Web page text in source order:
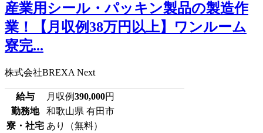
産業用シール・パッキン製品の製造作
業！【月収例38万円以上】ワンルーム
寮完...
株式会社BREXA Next
給与 月収例390,000円
勤務地
和歌山県 有田市
寮・社宅 あり（無料）